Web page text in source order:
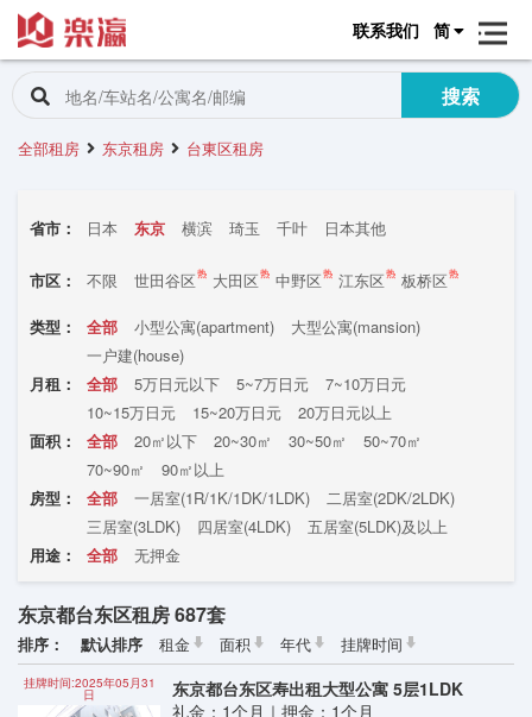
联系我们 简
搜索
全部租房 东京租房 台東区租房
省市： 日本 东京 横滨 琦玉 千叶 日本其他
市区： 不限 世田谷区热 大田区热 中野区热 江东区热 板桥区热
新宿区
目黒区 品川区 杉并区 中央区
千代田区
北区
台东区
江戸川区
国立市 昭岛市 八王子市
町田市
国分寺市
东大和市 三鹰市
类型： 全部 小型公寓(apartment)
大型公寓(mansion)
一户建(house)
月租：
全部 5万日元以下 5~7万日元
7~10万日元
10~15万日元
15~20万日元
20万日元以上
面积：
全部 20㎡以下 20~30㎡ 30~50㎡
50~70㎡
70~90㎡
90㎡以上
房型：
全部 一居室(1R/1K/1DK/1LDK)
二居室(2DK/2LDK)
三居室(3LDK)
四居室(4LDK)
五居室(5LDK)及以上
用途：
全部 无押金
东京都台东区租房 687套
排序： 默认排序 租金 面积 年代 挂牌时间
挂牌时间:2025年05月31
日
东京都台东区寿出租大型公寓 5层1LDK
礼金：1个月｜押金：1个月